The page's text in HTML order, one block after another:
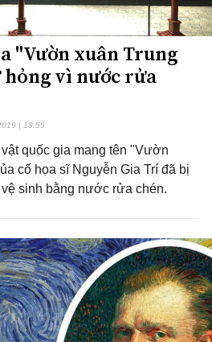
"Vườn xuân Trung
hỏng vì nước rửa
| 18:55
quốc gia mang tên "Vườn
cố họa sĩ Nguyễn Gia Trí đã bị
sinh bằng nước rửa chén.